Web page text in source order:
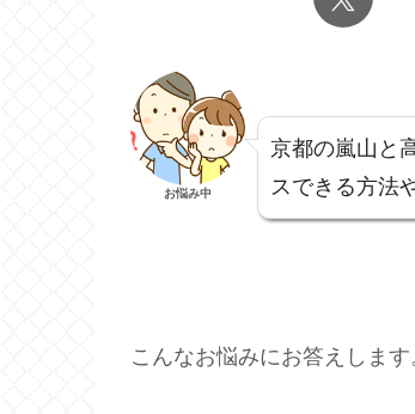
お悩み中
京都の嵐山と
スできる方法
こんなお悩みにお答えします